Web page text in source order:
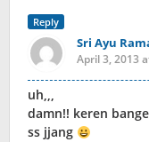
Reply
Sri Ayu
April 3, 2013
uh,,,
damn!! keren
ss jjang